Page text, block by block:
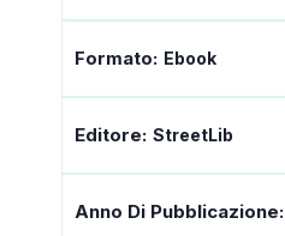
Formato: Ebook
Editore: StreetLib
Anno Di Pubblicazione: